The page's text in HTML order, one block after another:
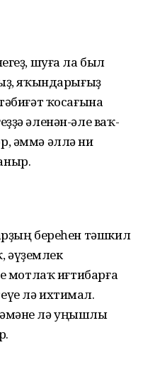
шуға ла был
яҡындарығыҙ
ҡосағына
әленән-әле ваҡ-
әммә әллә ни
береһен тәшкил
мотлаҡ иғтибарға
лә ихтимал.
лә уңышлы